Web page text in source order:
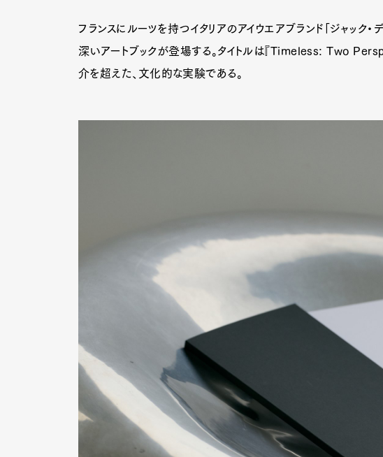
フランスにルーツを持つイタリアのアイウエアブランド「ジャック
深いアートブックが登場する。タイトルは『Timeless: Two
介を超えた、文化的な実験である。